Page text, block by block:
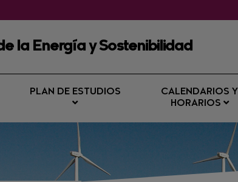
la Energía y Sostenibilidad
PLAN DE ESTUDIOS
CALENDARIOS Y
HORARIOS